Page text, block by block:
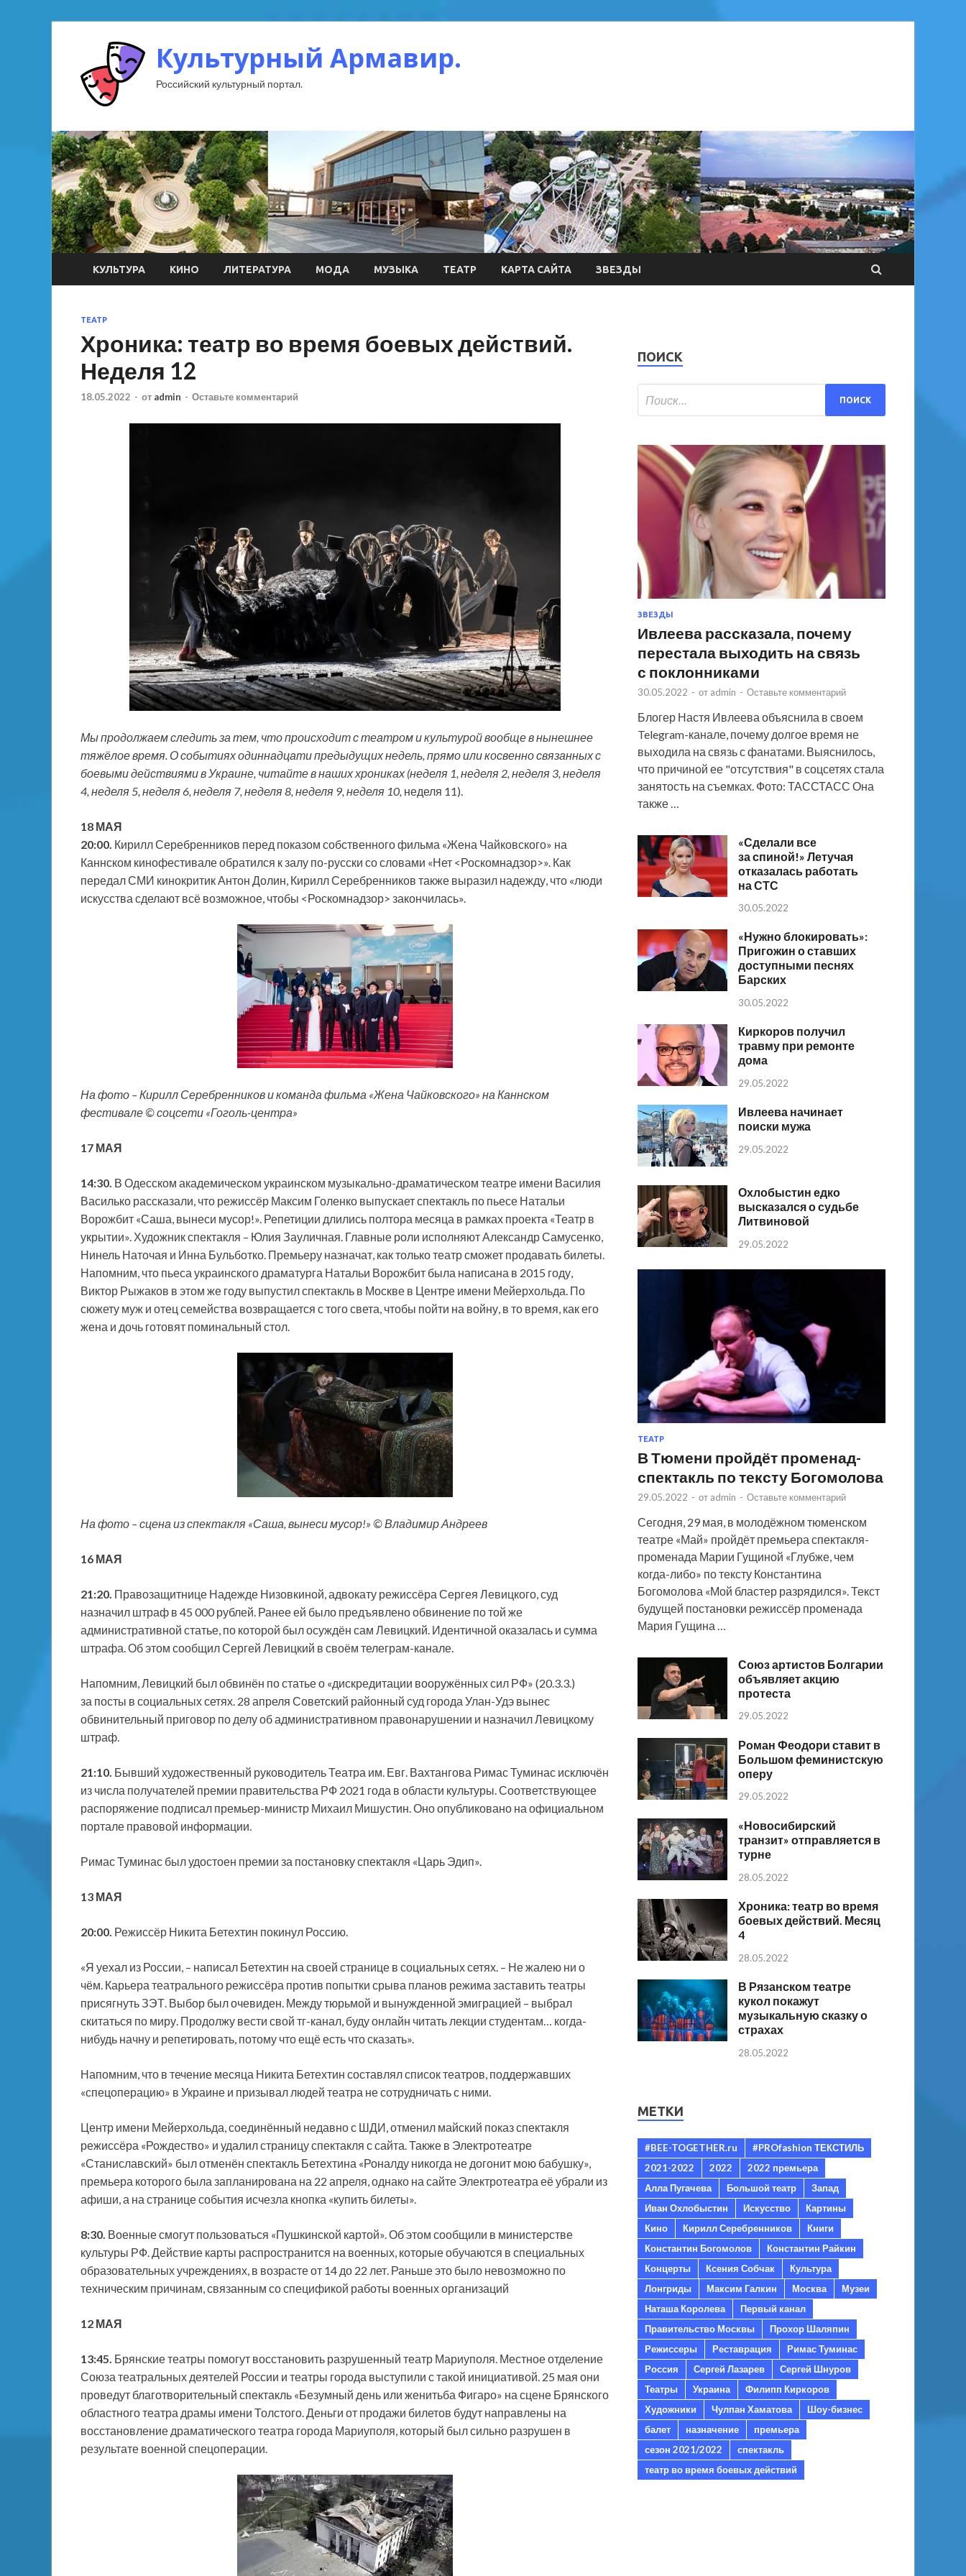
Культурный Армавир.
Российский культурный портал.
КУЛЬТУРА КИНО ЛИТЕРАТУРА МОДА МУЗЫКА ТЕАТР КАРТА САЙТА ЗВЕЗДЫ
ТЕАТР
Хроника: театр во время боевых действий.
Неделя 12
18.05.2022 - от admin - Оставьте комментарий
Мы продолжаем следить за тем, что происходит с театром и культурой вообще в нынешнее
тяжёлое время. О событиях одиннадцати предыдущих недель, прямо или косвенно связанных с
боевыми действиями в Украине, читайте в наших хрониках (неделя 1, неделя 2, неделя 3, неделя
4, неделя5, неделя 6, неделя 7, неделя 8, неделя 9, неделя 10, неделя 11).
18 МАЯ
20:00. Кирилл Серебренников перед показом собственного фильма «Жена Чайковского» на
Каннском кинофестивале обратился к залу по-русски со словами «Нет <Роскомнадзор>». Как
передал СМИ кинокритик Антон Долин, Кирилл Серебренников также выразил надежду, что «люди
искусства сделают всё возможное, чтобы <Роскомнадзор> закончилась».
На фото – Кирилл Серебренников и команда фильма «Жена Чайковского» на Каннском
фестивале © соцсети «Гоголь-центра»
17 МАЯ
14:30. В Одесском академическом украинском музыкально-драматическом театре имени Василия
Василько рассказали, что режиссёр Максим Голенко выпускает спектакль по пьесе Натальи
Ворожбит «Саша, вынеси мусор!». Репетиции длились полтора месяца в рамках проекта «Театр в
укрытии». Художник спектакля – Юлия Зауличная. Главные роли исполняют Александр Самусенко,
Нинель Наточая и Инна Бульботко. Премьеру назначат, как только театр сможет продавать билеты.
Напомним, что пьеса украинского драматурга Натальи Ворожбит была написана в 2015 году,
Виктор Рыжаков в этом же году выпустил спектакль в Москве в Центре имени Мейерхольда. По
сюжету муж и отец семейства возвращается с того света, чтобы пойти на войну, в то время, как его
жена и дочь готовят поминальный стол.
На фото – сцена из спектакля «Саша, вынеси мусор!» © Владимир Андреев
16 МАЯ
21:20. Правозащитнице Надежде Низовкиной, адвокату режиссёра Сергея Левицкого, суд
назначил штраф в 45 000 рублей. Ранее ей было предъявлено обвинение по той же
административной статье, по которой был осуждён сам Левицкий. Идентичной оказалась и сумма
штрафа. Об этом сообщил Сергей Левицкий в своём телеграм-канале.
Напомним, Левицкий был обвинён по статье о «дискредитации вооружённых сил РФ» (20.3.3.)
за посты в социальных сетях. 28 апреля Советский районный суд города Улан-Удэ вынес
обвинительный приговор по делу об административном правонарушении и назначил Левицкому
штраф.
21:10. Бывший художественный руководитель Театра им. Евг. Вахтангова Римас Туминас исключён
из числа получателей премии правительства РФ 2021 года в области культуры. Соответствующее
распоряжение подписал премьер-министр Михаил Мишустин. Оно опубликовано на официальном
портале правовой информации.
Римас Туминас был удостоен премии за постановку спектакля «Царь Эдип».
13 МАЯ
20:00. Режиссёр Никита Бетехтин покинул Россию.
«Я уехал из России, – написал Бетехтин на своей странице в социальных сетях. – Не жалею ни о
чём. Карьера театрального режиссёра против попытки срыва планов режима заставить театры
присягнуть ЗЭТ. Выбор был очевиден. Между тюрьмой и вынужденной эмиграцией – выбрал
скитаться по миру. Продолжу вести свой тг-канал, буду онлайн читать лекции студентам… когда-
нибудь начну и репетировать, потому что ещё есть что сказать».
Напомним, что в течение месяца Никита Бетехтин составлял список театров, поддержавших
«спецоперацию» в Украине и призывал людей театра не сотрудничать с ними.
Центр имени Мейерхольда, соединённый недавно с ШДИ, отменил майский показ спектакля
режиссёра «Рождество» и удалил страницу спектакля с сайта. Также в Электротеатре
«Станиславский» был отменён спектакль Бетехтина «Роналду никогда не догонит мою бабушку»,
премьера которого была запланирована на 22 апреля, однако на сайте Электротеатра её убрали из
афиши, а на странице события исчезла кнопка «купить билеты».
8:30. Военные смогут пользоваться «Пушкинской картой». Об этом сообщили в министерстве
культуры РФ. Действие карты распространится на военных, которые обучаются в специальных
образовательных учреждениях, в возрасте от 14 до 22 лет. Раньше это было невозможно по
техническим причинам, связанным со спецификой работы военных организаций
12 МАЯ
13:45. Брянские театры помогут восстановить разрушенный театр Мариуполя. Местное отделение
Союза театральных деятелей России и театры города выступили с такой инициативой. 25 мая они
проведут благотворительный спектакль «Безумный день или женитьба Фигаро» на сцене Брянского
областного театра драмы имени Толстого. Деньги от продажи билетов будут направлены на
восстановление драматического театра города Мариуполя, который был сильно разрушен в
результате военной спецоперации.
ПОИСК
ЗВЕЗДЫ
Ивлеева рассказала, почему
перестала выходить на связь
с поклонниками
30.05.2022 - от admin - Оставьте комментарий
Блогер Настя Ивлеева объяснила в своем
Telegram-канале, почему долгое время не
выходила на связь с фанатами. Выяснилось,
что причиной ее "отсутствия" в соцсетях стала
занятость на съемках. Фото: ТАССТАСС Она
также …
«Сделали все
за спиной!» Летучая
отказалась работать
на СТС
30.05.2022
«Нужно блокировать»:
Пригожин о ставших
доступными песнях
Барских
30.05.2022
Киркоров получил
травму при ремонте
дома
29.05.2022
Ивлеева начинает
поиски мужа
29.05.2022
Охлобыстин едко
высказался о судьбе
Литвиновой
29.05.2022
ТЕАТР
В Тюмени пройдёт променад-
спектакль по тексту Богомолова
29.05.2022 - от admin - Оставьте комментарий
Сегодня, 29 мая, в молодёжном тюменском
театре «Май» пройдёт премьера спектакля-
променада Марии Гущиной «Глубже, чем
когда-либо» по тексту Константина
Богомолова «Мой бластер разрядился». Текст
будущей постановки режиссёр променада
Мария Гущина …
Союз артистов Болгарии
объявляет акцию
протеста
29.05.2022
Роман Феодори ставит в
Большом феминистскую
оперу
29.05.2022
«Новосибирский
транзит» отправляется в
турне
28.05.2022
Хроника: театр во время
боевых действий. Месяц
4
28.05.2022
В Рязанском театре
кукол покажут
музыкальную сказку о
страхах
28.05.2022
МЕТКИ
#BEE-TOGETHER.ru
#PROfashion ТЕКСТИЛЬ
2021-2022
2022
2022 премьера
Алла Пугачева
Большой театр
Запад
Иван Охлобыстин
Искусство
Картины
Кино
Кирилл Серебренников
Книги
Константин Богомолов
Константин Райкин
Концерты
Ксения Собчак
Культура
Лонгриды
Максим Галкин Москва
Музеи
Наташа Королева
Первый канал
Правительство Москвы
Прохор Шаляпин
Режиссеры
Реставрация
Римас Туминас
Россия
Сергей Лазарев
Сергей Шнуров
Театры
Украина
Филипп Киркоров
Художники
Чулпан Хаматова
Шоу-бизнес
балет
назначение
премьера
сезон 2021/2022
спектакль
театр во время боевых действий